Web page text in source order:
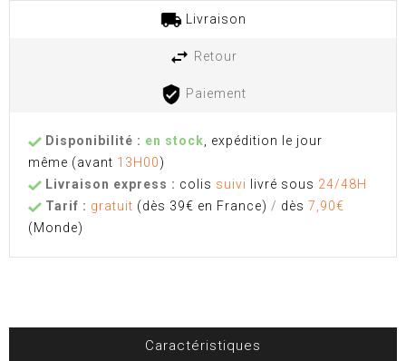
Livraison
Retour
Paiement
Disponibilité : en stock, expédition le jour
même (avant 13H00)
Livraison express : colis suivi livré sous 24/48H
Tarif : gratuit (dès 39€ en France) / dès 7,90€
(Monde)
Caractéristiques